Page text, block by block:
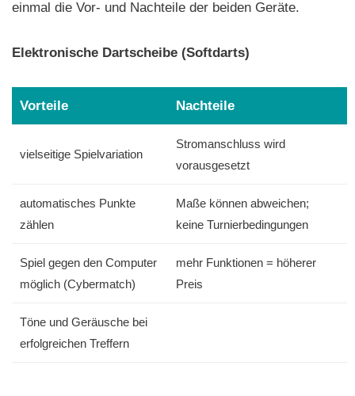
einmal die Vor- und Nachteile der beiden Geräte.
Elektronische Dartscheibe (Softdarts)
Vorteile Nachteile
vielseitige Spielvariation
Stromanschluss wird
vorausgesetzt
automatisches Punkte
zählen
Maße können abweichen;
keine Turnierbedingungen
Spiel gegen den Computer
möglich (Cybermatch)
mehr Funktionen = höherer
Preis
Töne und Geräusche bei
erfolgreichen Treffern